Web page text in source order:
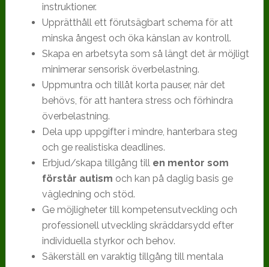
instruktioner.
Upprätthåll ett förutsägbart schema för att
minska ångest och öka känslan av kontroll.
Skapa en arbetsyta som så längt det är möjligt
minimerar sensorisk överbelastning.
Uppmuntra och tillåt korta pauser, när det
behövs, för att hantera stress och förhindra
överbelastning.
Dela upp uppgifter i mindre, hanterbara steg
och ge realistiska deadlines.
Erbjud/skapa tillgång till en mentor som
förstår autism och kan på daglig basis ge
vägledning och stöd.
Ge möjligheter till kompetensutveckling och
professionell utveckling skräddarsydd efter
individuella styrkor och behov.
Säkerställ en varaktig tillgång till mentala